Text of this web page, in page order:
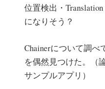
位置検出・
になりそう？
Chainerについて調べ
を偶然見つけた。（
サンプルアプリ）